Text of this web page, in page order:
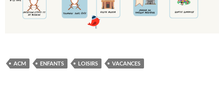
ACM ENFANTS LOISIRS VACANCES